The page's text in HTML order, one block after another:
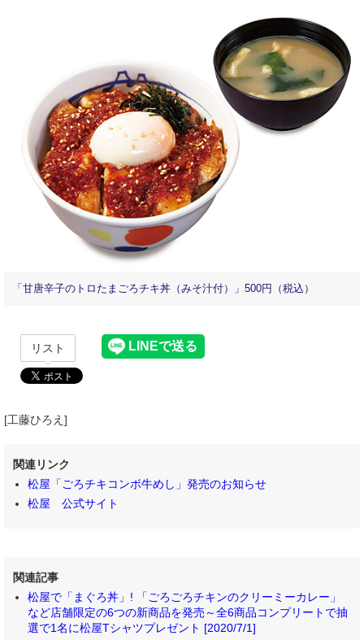
「甘唐辛子のトロたまごろチキ丼（みそ汁付）」500円（税込）
リスト
[工藤ひろえ]
関連リンク
松屋「ごろチキコンボ牛めし」発売のお知らせ
松屋 公式サイト
関連記事
松屋で「まぐろ丼」! 「ごろごろチキンのクリーミーカレー」
など店舗限定の6つの新商品を発売～全6商品コンプリートで抽
選で1名に松屋Tシャツプレゼント [2020/7/1]